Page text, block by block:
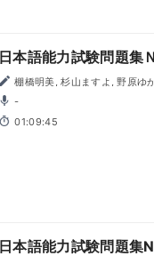
日本語能力試験問題集
棚橋明美, 杉山ますよ, 野原ゆ
-
01:09:45
日本語能力試験問題集